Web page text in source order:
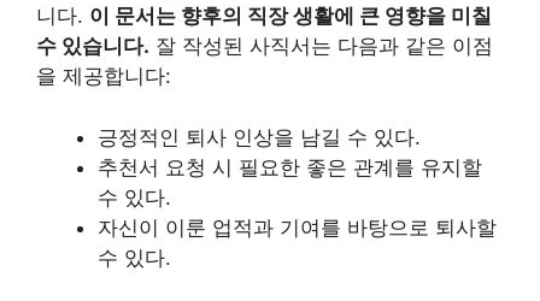
니다. 이 문서는 향후의 직장 생활에 큰 영향을 미칠
수 있습니다. 잘 작성된 사직서는 다음과 같은 이점
을 제공합니다:
긍정적인 퇴사 인상을 남길 수 있다.
추천서 요청 시 필요한 좋은 관계를 유지할
수 있다.
자신이 이룬 업적과 기여를 바탕으로 퇴사할
수 있다.